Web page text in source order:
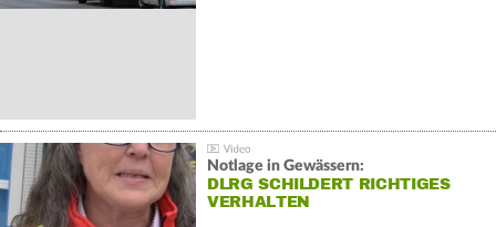
Notlage in Gewässern:
DLRG SCHILDERT RICHTIGES
VERHALTEN